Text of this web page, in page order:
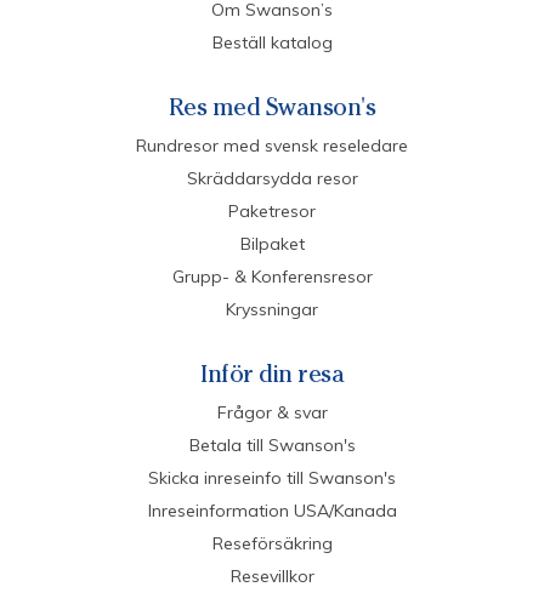
Om Swanson’s
Beställ katalog
Res med Swanson's
Rundresor med svensk reseledare
Skräddarsydda resor
Paketresor
Bilpaket
Grupp- & Konferensresor
Kryssningar
Inför din resa
Frågor & svar
Betala till Swanson's
Skicka inreseinfo till Swanson's
Inreseinformation USA/Kanada
Reseförsäkring
Resevillkor